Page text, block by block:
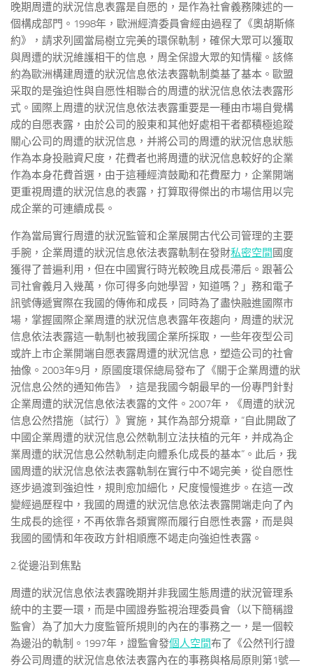
晚期周遭的狀況信息表露是自愿的，是作為社會義務陳述的一
個構成部門。1998年，歐洲經濟委員會經由過程了《奧胡斯條
約》，請求列國當局樹立完美的環保軌制，確保大眾可以獲取
與周遭的狀況維護相干的信息，周全保證大眾的知情權。該條
約為歐洲構建周遭的狀況信息依法表露軌制奠基了基本。歐盟
采取的是強迫性與自愿性相聯合的周遭的狀況信息依法表露形
式。國際上周遭的狀況信息依法表露重要是一種由市場自覺構
成的自愿表露，由於公司的股東和其他好處相干者都積極追蹤
關心公司的周遭的狀況信息，并將公司的周遭的狀況信息狀態
作為本身投融資尺度，花費者也將周遭的狀況信息較好的企業
作為本身花費首選，由于這種經濟鼓勵和花費壓力，企業開端
更重視周遭的狀況信息的表露，打算取得傑出的市場信用以完
成企業的可連續成長。
作為當局實行周遭的狀況監管和企業展開古代公司管理的主要
手腕，企業周遭的狀況信息依法表露軌制在發財私密空間 國度
獲得了普遍利用，但在中國實行時光較晚且成長滯后。跟著公
司社會義月入幾萬，你可得多向她學習，知道嗎？」務和電子
訊號傳遞實際在我國的傳佈和成長，同時為了盡快融進國際市
場，掌握國際企業周遭的狀況信息表露年夜趨向，周遭的狀況
信息依法表露這一軌制也被我國企業所採取，一些年夜型公司
或許上市企業開端自愿表露周遭的狀況信息，塑造公司的社會
抽像。2003年9月，原國度環保總局發布了《關于企業周遭的狀
況信息公然的通知佈告》，這是我國今朝最早的一份專門針對
企業周遭的狀況信息依法表露的文件。2007年，《周遭的狀況
信息公然措施（試行）》實施，其作為部分規章，“自此開啟了
中國企業周遭的狀況信息公然軌制立法扶植的元年，并成為企
業周遭的狀況信息公然軌制走向體系化成長的基本”。此后，我
國周遭的狀況信息依法表露軌制在實行中不竭完美，從自愿性
逐步過渡到強迫性，規則愈加細化，尺度慢慢進步。在這一改
變經過歷程中，我國的周遭的狀況信息依法表露開端走向了內
生成長的途徑，不再依靠各類實際而履行自愿性表露，而是與
我國的國情和年夜政方針相順應不竭走向強迫性表露。
2.從邊沿到焦點
周遭的狀況信息依法表露晚期并非我國生態周遭的狀況管理系
統中的主要一環，而是中國證券監視治理委員會（以下簡稱證
監會）為了加大力度監管所規則的內在的事務之一，是一個較
為邊沿的軌制。1997年，證監會發個人空間布了《公然刊行證
券公司周遭的狀況信息依法表露內在的事務與格局原則第1號—